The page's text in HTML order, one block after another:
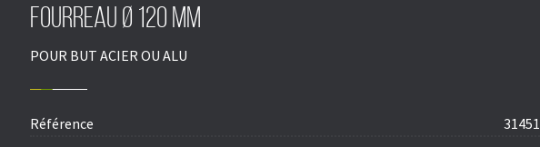
Fourreau Ø 120 mm
POUR BUT ACIER OU ALU
Référence 31451